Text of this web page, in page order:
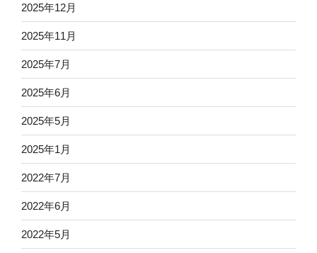
2025年12月
2025年11月
2025年7月
2025年6月
2025年5月
2025年1月
2022年7月
2022年6月
2022年5月